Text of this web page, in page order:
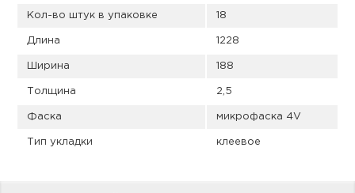
Кол-во штук в упаковке 18
Длина 1228
Ширина 188
Толщина 2,5
Фаска микрофаска 4V
Тип укладки клеевое